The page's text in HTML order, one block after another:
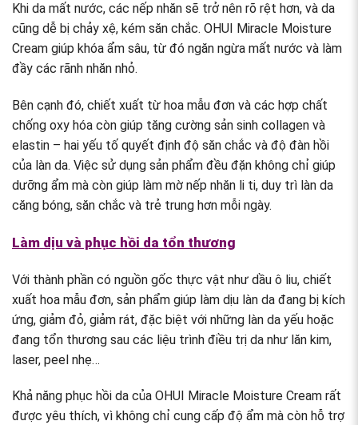
Khi da mất nước, các nếp nhăn sẽ trở nên rõ rệt hơn, và da
cũng dễ bị chảy xệ, kém săn chắc. OHUI Miracle Moisture
Cream giúp khóa ẩm sâu, từ đó ngăn ngừa mất nước và làm
đầy các rãnh nhăn nhỏ.
Bên cạnh đó, chiết xuất từ hoa mẫu đơn và các hợp chất
chống oxy hóa còn giúp tăng cường sản sinh collagen và
elastin – hai yếu tố quyết định độ săn chắc và độ đàn hồi
của làn da. Việc sử dụng sản phẩm đều đặn không chỉ giúp
dưỡng ẩm mà còn giúp làm mờ nếp nhăn li ti, duy trì làn da
căng bóng, săn chắc và trẻ trung hơn mỗi ngày.
Làm dịu và phục hồi da tổn thương
Với thành phần có nguồn gốc thực vật như dầu ô liu, chiết
xuất hoa mẫu đơn, sản phẩm giúp làm dịu làn da đang bị kích
ứng, giảm đỏ, giảm rát, đặc biệt với những làn da yếu hoặc
đang tổn thương sau các liệu trình điều trị da như lăn kim,
laser, peel nhẹ…
Khả năng phục hồi da của OHUI Miracle Moisture Cream rất
được yêu thích, vì không chỉ cung cấp độ ẩm mà còn hỗ trợ